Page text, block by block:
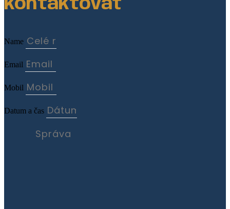
kontaktovať
Name
Email
Mobil
Datum a čas